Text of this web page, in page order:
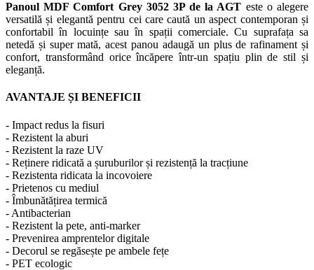
Panoul MDF Comfort Grey 3052 3P de la AGT este o alegere
versatilă și elegantă pentru cei care caută un aspect contemporan și
confortabil în locuințe sau în spații comerciale. Cu suprafața sa
netedă și super mată, acest panou adaugă un plus de rafinament și
confort, transformând orice încăpere într-un spațiu plin de stil și
eleganță.
AVANTAJE ȘI BENEFICII
- Impact redus la fisuri
- Rezistent la aburi
- Rezistent la raze UV
- Reținere ridicată a șuruburilor și rezistență la tracțiune
- Rezistenta ridicata la incovoiere
- Prietenos cu mediul
- Îmbunătățirea termică
- Antibacterian
- Rezistent la pete, anti-marker
- Prevenirea amprentelor digitale
- Decorul se regăsește pe ambele fețe
- PET ecologic